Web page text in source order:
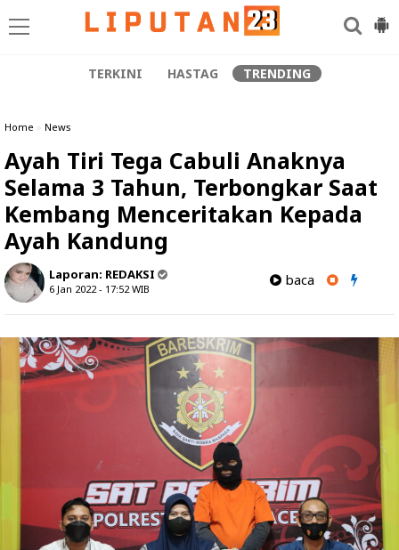
TERKINI HASTAG TRENDING
Home » News
Ayah Tiri Tega Cabuli Anaknya
Selama 3 Tahun, Terbongkar Saat
Kembang Menceritakan Kepada
Ayah Kandung
Laporan: REDAKSI
6 Jan 2022 - 17:52WIB
baca